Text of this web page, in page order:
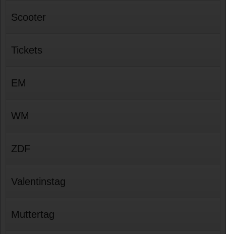
Scooter
Tickets
EM
WM
ZDF
Valentinstag
Muttertag